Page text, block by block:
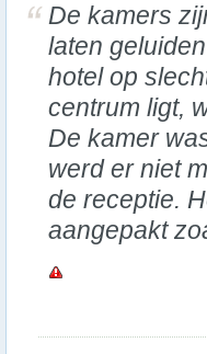
De kamers
laten
hotel op
centrum ligt,
De kamer
werd er niet
de receptie.
aangepakt